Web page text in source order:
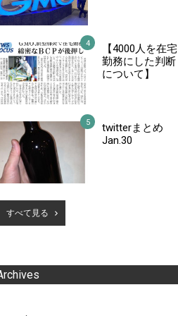
【4000人を在宅
勤務にした判断
について】
twitterまとめ
Jan.30
すべて見る